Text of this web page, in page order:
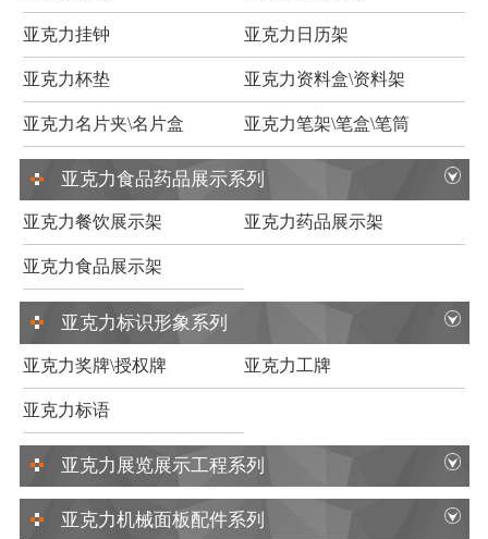
亚克力挂钟 亚克力日历架
亚克力杯垫 亚克力资料盒\资料架
亚克力名片夹\名片盒 亚克力笔架\笔盒\笔筒
亚克力食品药品展示系列
亚克力餐饮展示架 亚克力药品展示架
亚克力食品展示架
亚克力标识形象系列
亚克力奖牌\授权牌 亚克力工牌
亚克力标语
亚克力展览展示工程系列
亚克力机械面板配件系列